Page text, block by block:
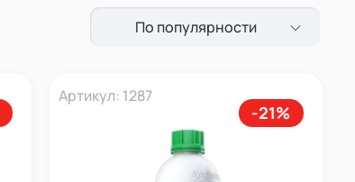
По популярности
Артикул: 1287
-21%